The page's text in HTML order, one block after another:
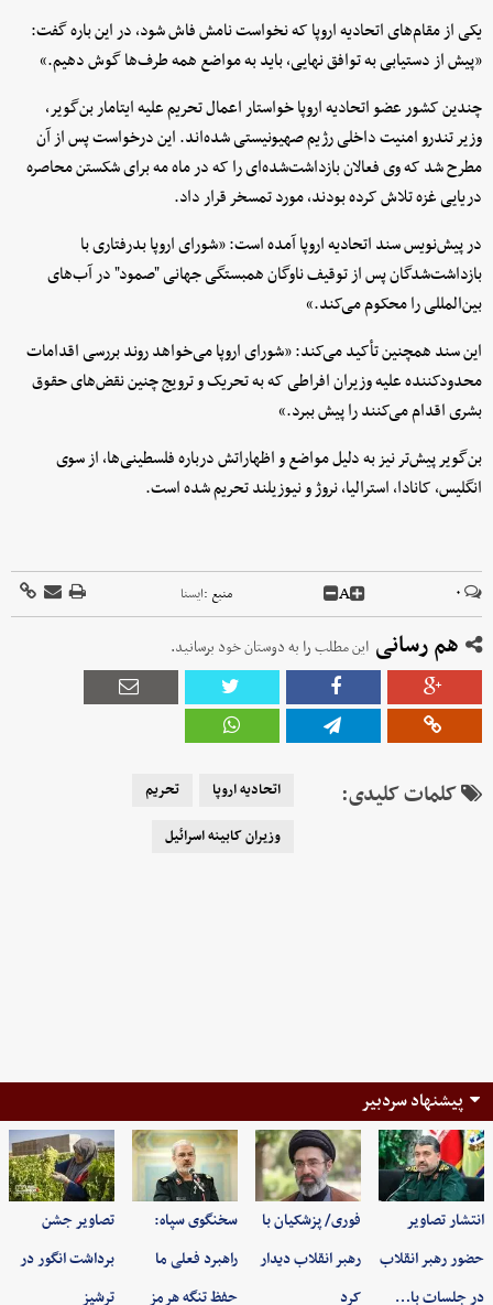
یکی از مقام‌های اتحادیه اروپا که نخواست نامش فاش شود، در این باره گفت:
«پیش از دستیابی به توافق نهایی، باید به مواضع همه طرف‌ها گوش دهیم.»
چندین کشور عضو اتحادیه اروپا خواستار اعمال تحریم علیه ایتامار بن‌گویر،
وزیر تندرو امنیت داخلی رژیم صهیونیستی شده‌اند. این درخواست پس از آن
مطرح شد که وی فعالان بازداشت‌شده‌ای را که در ماه مه برای شکستن محاصره
دریایی غزه تلاش کرده بودند، مورد تمسخر قرار داد.
در پیش‌نویس سند اتحادیه اروپا آمده است: «شورای اروپا بدرفتاری با
بازداشت‌شدگان پس از توقیف ناوگان همبستگی جهانی "صمود" در آب‌های
بین‌المللی را محکوم می‌کند.»
این سند همچنین تأکید می‌کند: «شورای اروپا می‌خواهد روند بررسی اقدامات
محدودکننده علیه وزیران افراطی که به تحریک و ترویج چنین نقض‌های حقوق
بشری اقدام می‌کنند را پیش ببرد.»
بن‌گویر پیش‌تر نیز به دلیل مواضع و اظهاراتش درباره فلسطینی‌ها، از سوی
انگلیس، کانادا، استرالیا، نروژ و نیوزیلند تحریم شده است.
۰ A منبع :ايسنا
هم رسانی این مطلب را به دوستان خود برسانید.
کلمات کلیدی: اتحادیه اروپا
تحریم
وزیران کابینه اسرائیل
پیشنهاد سردبیر
انتشار تصاویر
حضور رهبر انقلاب
در جلسات با…
فوری/ پزشکیان با
رهبر انقلاب دیدار
کرد
سخنگوی سپاه:
راهبرد فعلی ما
حفظ تنگه هرمز
تصاویر جشن
برداشت انگور در
ترشیز